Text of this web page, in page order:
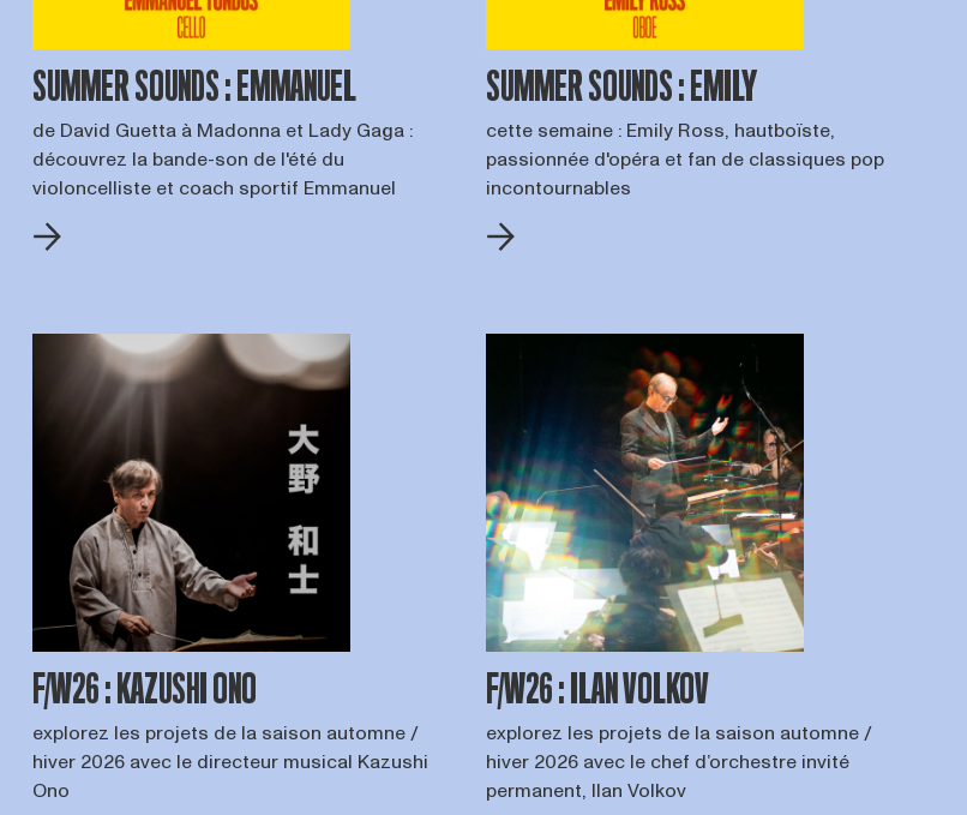
SUMMER SOUNDS : EMMANUEL
de David Guetta à Madonna et Lady Gaga :
découvrez la bande-son de l'été du
violoncelliste et coach sportif Emmanuel
SUMMER SOUNDS : EMILY
cette semaine : Emily Ross, hautboïste,
passionnée d'opéra et fan de classiques pop
incontournables
F/W26 : KAZUSHI ONO
explorez les projets de la saison automne /
hiver 2026 avec le directeur musical Kazushi
Ono
F/W26 : ILAN VOLKOV
explorez les projets de la saison automne /
hiver 2026 avec le chef d’orchestre invité
permanent, Ilan Volkov